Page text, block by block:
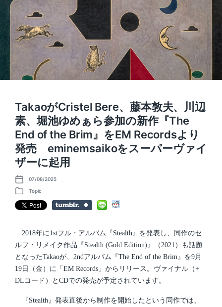
TakaoがCristel Bere、藤本敦夫、川辺
素、堀池ゆめぁら参加の新作『The
End of the Brim』をEM Recordsより
発売 eminemsaikoをスーパーヴァイ
ザーに起用
P
o
t
d
07/08/2025
P
o
s
n
Topic
2018年に1stフル・アルバム『Stealth』を発表し、同作のセ
ルフ・リメイク作品『Stealth (Gold Edition)』（2021）も話題
となったTakaoが、2ndアルバム『The End of the Brim』を9月
19日（金）に「EM Records」からリリース。ヴァイナル（+
DLコード）とCDでの発売が予定されています。
『Stealth』発表直後から制作を開始したという同作では、